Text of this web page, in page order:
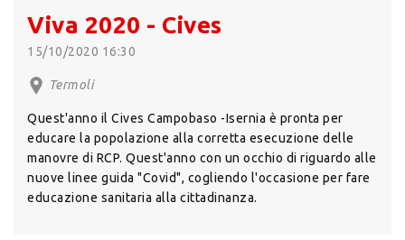
Viva 2020 - Cives
15/10/2020 16:30
Termoli
Quest'anno il Cives Campobaso -Isernia è pronta per
educare la popolazione alla corretta esecuzione delle
manovre di RCP. Quest'anno con un occhio di riguardo alle
nuove linee guida "Covid", cogliendo l'occasione per fare
educazione sanitaria alla cittadinanza.